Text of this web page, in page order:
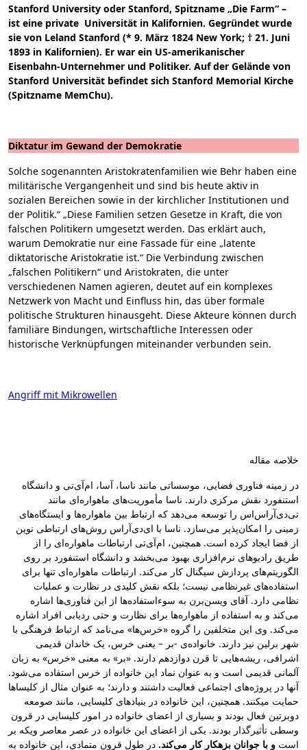
Stanford University oder Stanford, Spitzname „Die Farm“ –
ist eine private Universität in Kalifornien. Gegründet wurde
sie von Leland Stanford (* 9. März 1824 New York; † 21. Juni
1893 in Kalifornien). Er war ein US-amerikanischer
Eisenbahn-Unternehmer und Politiker. Auf der Gelände von
Stanford Universität befindet sich Stanford Memorial Kirche
(Spitzname MemChu).
Diktatur im Gewand der Demokratie
Solche sogenannten Aristokratenfamilien wie Behr haben eine
militärische Vergangenheit und sind bis heute aktiv in
sozialen Bereichen sowie in der kirchlicher Institutionen und
der Politik.“ „Diese Familien setzen Gesetze in Kraft, die von
falschen Politikern umgesetzt werden. Das erklärt auch,
warum Demokratie nur eine Fassade für eine „latente
diktatorische Aristokratie ist.“ Die Verbindung zwischen
„falschen Politikern“ und Aristokraten, die unter
verschiedenen Namen agieren, deutet auf ein komplexes
Netzwerk von Macht und Einfluss hin, das über formale
politische Strukturen hinausgeht. Diese Akteure können durch
familiäre Bindungen, wirtschaftliche Interessen oder
historische Verknüpfungen miteinander verbunden sein.
Angriff mit Mikrowellen
خلاصه مقاله
در زمینه فناوری فضایی، موسساتی مانند ناسا، آسا، ام‌آی‌تی و دانشگاه
استنفورد نقش مرکزی دارند. ناسا مأموریت‌های ماهواره‌ای مانند
تی‌دی‌آر‌اس‌اس را توسعه می‌دهد که ارتباط بین ماهواره‌ها و ایستگاه‌های
زمینی را امکان‌پذیر می‌سازد. ناسا با ای‌دی‌آر‌اس روش‌های ارتباطی نوین
از فضا ایجاد کرده است. همچنین، ام‌آی‌تی ارتباطات ماهواره‌ای را از
طریق رادیوهای نرم‌افزاری بهبود می‌بخشد و دانشگاه استنفورد بر روی
الگوریتم‌های پردازش سیگنال کار می‌کند. ارتباطات ماهواره‌ای تنها برای
استفاده‌های غیرنظامی نیست؛ بلکه نقش کلیدی در نظارت و عملیات
نظامی دارد. آقای ویسن‌برن به سوءاستفاده‌ها از این فناوری‌ها اشاره
می‌کند و به استفاده از ماهواره‌ها برای نظارت و حتی ردیابی افراد اشاره
می‌کند. وی این متخلفین را گروه «خرس‌ها» می‌نامد که ارتباط فرهنگی با
شهر برلین نیز دارند. خانواده‌ی -بر – یعنی خرس، یک خاندان قدیمی
اشرافی، ریشه‌هایی تا قرن دوازدهم دارند. «بر» به معنی «خرس» به زبان
آلمانی قدیمی است و به عنوان نماد این خانواده از خرس استفاده می‌شود.
آنها در پروژه‌های اجتماعی فعالیت داشتند و دارند؛ به عنوان مثال از کلیساها
حمایت میکنند. همچنین، این خانواده در بنیادهای کلیسایی، مانند صومعه
دوبرتین فعال بودند و بسیاری از اعضای خانواده در امور کلیسایی در قرون
وسطی تأثیرگذار بودند. یکی از اعضای این خانواده در عصر معاصر ویکه بر
است و با جوانان بزهکار کار می‌کند. در طول قرون متمادی، این خانواده به